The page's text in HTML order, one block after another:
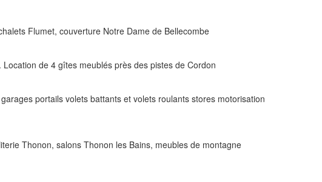
Flumet, couverture Notre Dame de Bellecombe
de 4 gîtes meublés près des pistes de Cordon
portails volets battants et volets roulants stores motorisation
Thonon, salons Thonon les Bains, meubles de montagne